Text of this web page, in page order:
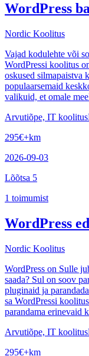
WordPress
Nordic Koolitus
Vajad kodulehte või
WordPressi koolitus
oskused silmapaistva
populaarsemaid
valikuid, et omale
Arvutiõpe, IT koolitus
295€+km
2026-09-03
Lõõtsa 5
1 toimumist
WordPress
Nordic Koolitus
WordPress on Sulle
saada? Sul on soov
pluginaid ja
sa WordPressi
parandama erinevaid
Arvutiõpe, IT koolitus
295€+km